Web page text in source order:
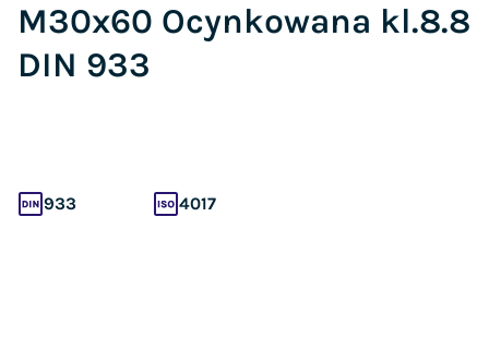
M30x60 Ocynkowana kl.8.8
DIN 933
933 4017